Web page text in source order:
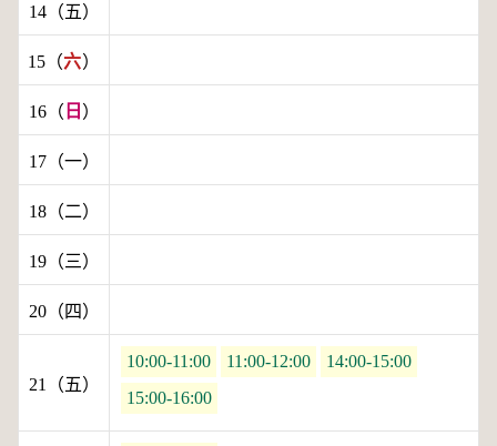
14（五）
15（六）
16（ 日 ）
17（一）
18（二）
19（三）
20（四）
21（五）
10:00-11:00 11:00-12:00
14:00-15:00
15:00-16:00